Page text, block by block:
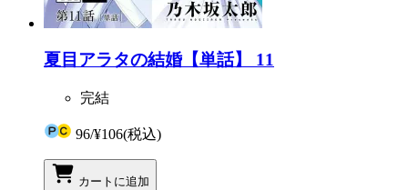
夏目アラタの結婚【単話】 11
完結
96/¥106(税込)
カートに追加